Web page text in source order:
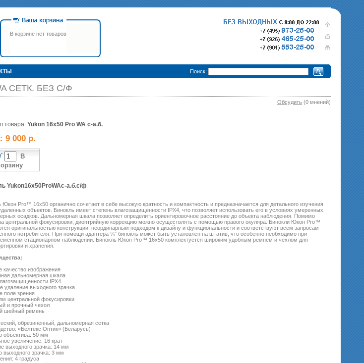
•
В корзине нет товаров
р.
X-Sight-4k Pro,
ночь (до
трубка 30мм,
IOS/Android, до
940гр.
395 000 р.
Поиск:
СЕТК. БЕЗ С/Ф
Обсудить (0 мнений)
товара: Yukon 16x50 Pro WA с-а.б.
9 000 р.
В
Yukon16x50ProWAс-а.б.с/ф
Юкон Pro™ 16x50 органично сочетает в себе высокую кратность и компактность и предназначается для детального изучения
объектов. Бинокль имеет степень влагозащищенности IPX4, что позволяет использовать его в условиях умеренных
осадков. Дальномерная шкала позволяет определить ориентировочное расстояние до объекта наблюдения. Помимо
центральной фокусировки, диоптрийную коррекцию можно осуществлять с помощью правого окуляра. Бинокли Юкон Pro™
оригинальностью конструкции, неординарным подходом к дизайну и функциональности и соответствуют всем запросам
потребителя. При помощи адаптера ¼” бинокль может быть установлен на штатив, что особенно необходимо при
стационарном наблюдении. Бинокль Юкон Pro™ 16x50 комплектуется широким удобным ремнем и чехлом для
и хранения.
качество изображения
дальномерная шкала
IPX4
удаление выходного зрачка
поле зрения
центральной фокусировки
и прочный чехол
шейный ремень
обрезиненный, дальномерная сетка
«Белтекс Оптик» (Беларусь)
объектива: 50 мм
увеличение: 16 крат
выходного зрачка: 14 мм
выходного зрачка: 3 мм
4 градуса